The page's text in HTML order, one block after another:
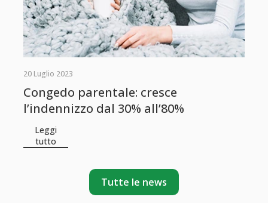
20 Luglio 2023
Congedo parentale: cresce
l’indennizzo dal 30% all’80%
Leggi
tutto
Tutte le news